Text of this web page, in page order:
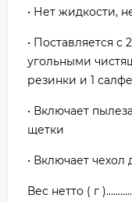
• Нет жидкости,
• Поставляется
угольными
резинки и 1
• Включает
щетки
• Включает чехол
Вес нетто ( г